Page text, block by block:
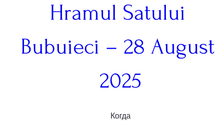
Hramul Satului
Bubuieci – 28 August
2025
Когда